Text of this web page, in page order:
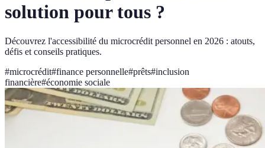
solution pour tous ?
Découvrez l'accessibilité du microcrédit personnel en 2026 : atouts,
défis et conseils pratiques.
#microcrédit#finance personnelle#prêts#inclusion
financière#économie sociale